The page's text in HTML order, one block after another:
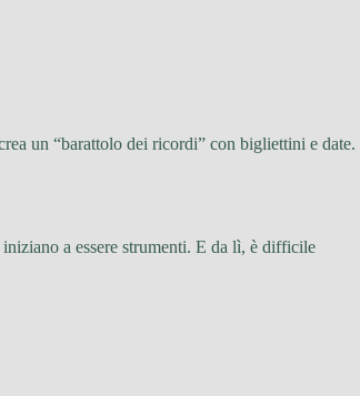
un “barattolo dei ricordi” con bigliettini e date.
a essere strumenti. E da lì, è difficile